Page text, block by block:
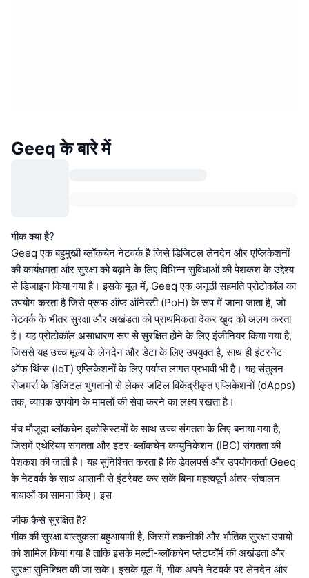
Geeq के बारे में
गीक क्या है?
Geeq एक बहुमुखी ब्लॉकचेन नेटवर्क है जिसे डिजिटल लेनदेन और एप्लिकेशनों
की कार्यक्षमता और सुरक्षा को बढ़ाने के लिए विभिन्न सुविधाओं की पेशकश के उद्देश्य
से डिजाइन किया गया है। इसके मूल में, Geeq एक अनूठी सहमति प्रोटोकॉल का
उपयोग करता है जिसे प्रूफ ऑफ ऑनेस्टी (PoH) के रूप में जाना जाता है, जो
नेटवर्क के भीतर सुरक्षा और अखंडता को प्राथमिकता देकर खुद को अलग करता
है। यह प्रोटोकॉल असाधारण रूप से सुरक्षित होने के लिए इंजीनियर किया गया है,
जिससे यह उच्च मूल्य के लेनदेन और डेटा के लिए उपयुक्त है, साथ ही इंटरनेट
ऑफ थिंग्स (IoT) एप्लिकेशनों के लिए पर्याप्त लागत प्रभावी भी है। यह संतुलन
रोजमर्रा के डिजिटल भुगतानों से लेकर जटिल विकेंद्रीकृत एप्लिकेशनों (dApps)
तक, व्यापक उपयोग के मामलों की सेवा करने का लक्ष्य रखता है।
मंच मौजूदा ब्लॉकचेन इकोसिस्टमों के साथ उच्च संगतता के लिए बनाया गया है,
जिसमें एथेरियम संगतता और इंटर-ब्लॉकचेन कम्युनिकेशन (IBC) संगतता की
पेशकश की जाती है। यह सुनिश्चित करता है कि डेवलपर्स और उपयोगकर्ता Geeq
के नेटवर्क के साथ आसानी से इंटरैक्ट कर सकें बिना महत्वपूर्ण अंतर-संचालन
बाधाओं का सामना किए। इस
जीक कैसे सुरक्षित है?
गीक की सुरक्षा वास्तुकला बहुआयामी है, जिसमें तकनीकी और भौतिक सुरक्षा उपायों
को शामिल किया गया है ताकि इसके मल्टी-ब्लॉकचेन प्लेटफॉर्म की अखंडता और
सुरक्षा सुनिश्चित की जा सके। इसके मूल में, गीक अपने नेटवर्क पर लेनदेन और